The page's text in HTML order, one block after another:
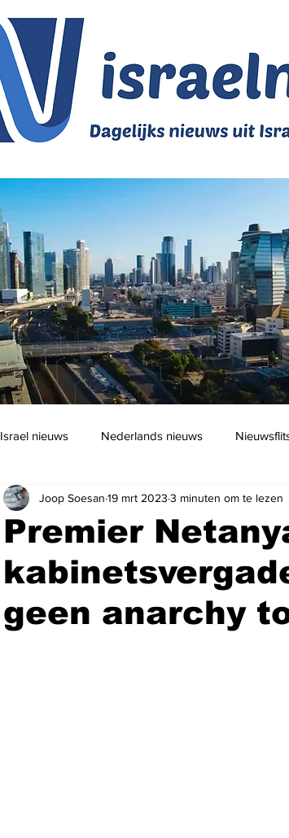
Israel nieuws Nederlands nieuws
Jodendom en cultuur Podcast
Premier
geen anarchy
Joop Soesan 19 mrt 2023 3 minuten om te lezen